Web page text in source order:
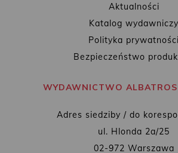
Aktualności
Katalog wydawniczy
Polityka prywatności
Bezpieczeństwo
WYDAWNICTWO
Adres siedziby / do
ul. Hlonda 2a/25
02-972 Warszawa